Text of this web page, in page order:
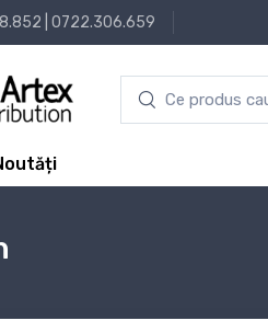
0722.306.659